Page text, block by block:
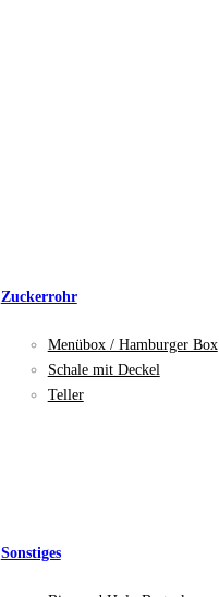
Zuckerrohr
Menübox / Hamburger Box
Schale mit Deckel
Teller
Sonstiges